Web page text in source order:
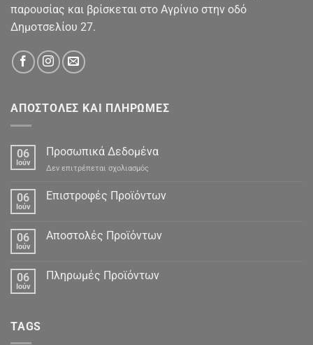
παρουσίας και βρίσκεται στο Αγρίνιο στην οδό
Δημοτσελίου 27.
ΑΠΟΣΤΟΛΕΣ ΚΑΙ ΠΛΗΡΩΜΕΣ
06
Ιούν
Προσωπικά Δεδομένα
Δεν επιτρέπεται σχολιασμός
Δεδομένα
06
Ιούν
Επιστροφές Προϊόντων
06
Ιούν
Αποστολές Προϊόντων
06
Ιούν
Πληρωμές Προϊόντων
TAGS